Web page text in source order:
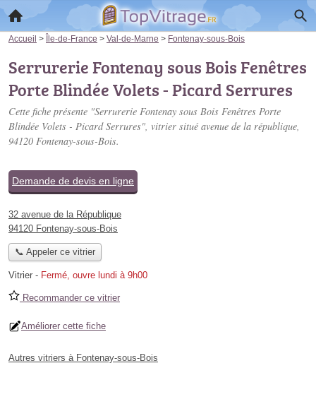
Accueil > Île-de-France > Val-de-Marne > Fontenay-sous-Bois
Serrurerie Fontenay sous Bois Fenêtres
Porte Blindée Volets - Picard Serrures
Cette fiche présente "Serrurerie Fontenay sous Bois Fenêtres Porte
Blindée Volets - Picard Serrures", vitrier situé avenue de la république,
94120 Fontenay-sous-Bois.
Demande de devis en ligne
32 avenue de la République
94120 Fontenay-sous-Bois
📞 Appeler ce vitrier
Vitrier - Fermé, ouvre lundi à 9h00
Recommander ce vitrier
Améliorer cette fiche
Autres vitriers à Fontenay-sous-Bois